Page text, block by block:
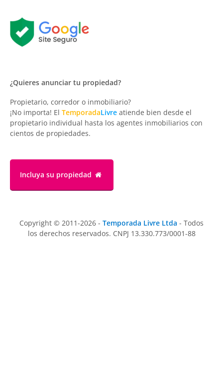
¿Quieres anunciar tu propiedad?
Propietario, corredor o inmobiliario?
¡No importa! El TemporadaLivre atiende bien desde el
propietario individual hasta los agentes inmobiliarios con
cientos de propiedades.
Incluya su propiedad
Copyright © 2011-2026 - Temporada Livre Ltda - Todos
los derechos reservados. CNPJ 13.330.773/0001-88